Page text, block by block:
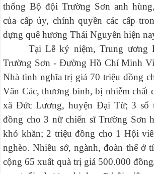
thống Bộ đội Trường Sơn anh
của cấp ủy, chính quyền các cấp
dựng quê hương Thái Nguyên hiện
Tại Lễ kỷ niệm, Trung ương
Trường Sơn - Đường Hồ Chí Minh
Nhà tình nghĩa trị giá 70 triệu đồng
Văn Các, thương binh, bị nhiễm chất
xã Đức Lương, huyện Đại Từ; 3 sổ
đồng cho 3 nữ chiến sĩ Trường Sơn
khó khăn; 2 triệu đồng cho 1 Hội
nghèo. Nhiều sở, ngành, đoàn thể ở
cộng 65 xuất quà trị giá 500.000